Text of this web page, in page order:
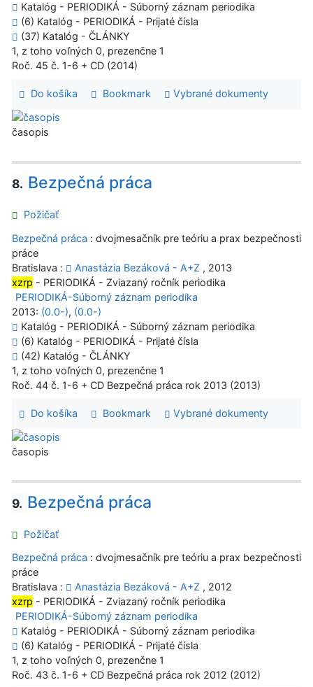
Katalóg - PERIODIKÁ - Súborný záznam periodika
(6) Katalóg - PERIODIKÁ - Prijaté čísla
(37) Katalóg - ČLÁNKY
1, z toho voľných 0, prezenčne 1
Roč. 45 č. 1-6 + CD (2014)
Do košíka Bookmark Vybrané dokumenty
časopis
8. Bezpečná práca
Požičať
Bezpečná práca : dvojmesačník pre teóriu a prax bezpečnosti
práce
Bratislava :
Anastázia Bezáková - A+Z , 2013
xzrp - PERIODIKÁ - Zviazaný ročník periodika
PERIODIKÁ-Súborný záznam periodika
2013: (0.0-), (0.0-)
Katalóg - PERIODIKÁ - Súborný záznam periodika
(6) Katalóg - PERIODIKÁ - Prijaté čísla
(42) Katalóg - ČLÁNKY
1, z toho voľných 0, prezenčne 1
Roč. 44 č. 1-6 + CD Bezpečná práca rok 2013 (2013)
Do košíka Bookmark Vybrané dokumenty
časopis
9. Bezpečná práca
Požičať
Bezpečná práca : dvojmesačník pre teóriu a prax bezpečnosti
práce
Bratislava :
Anastázia Bezáková - A+Z , 2012
xzrp - PERIODIKÁ - Zviazaný ročník periodika
PERIODIKÁ-Súborný záznam periodika
Katalóg - PERIODIKÁ - Súborný záznam periodika
(6) Katalóg - PERIODIKÁ - Prijaté čísla
1, z toho voľných 0, prezenčne 1
Roč. 43 č. 1-6 + CD Bezpečná práca rok 2012 (2012)